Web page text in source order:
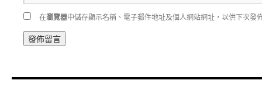
在瀏覽器中儲存顯示名稱、電子郵件地址及個人網站網址，以供下次發